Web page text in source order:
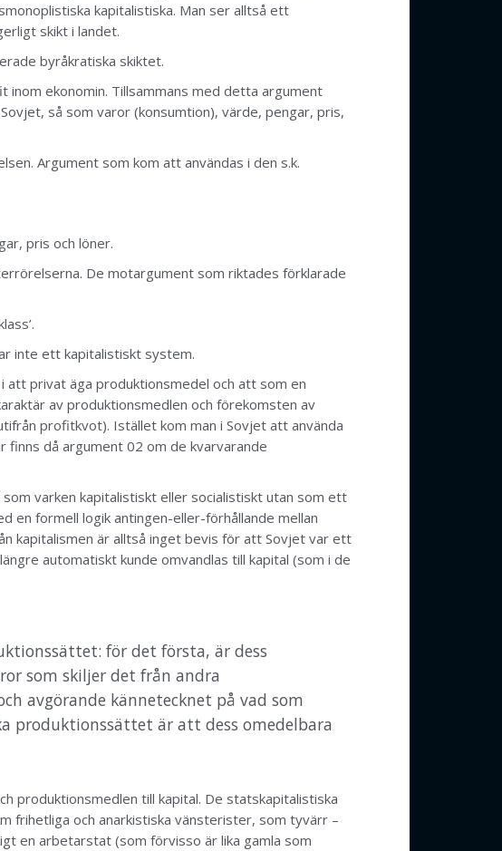
kapitalistiska. Man ser alltså ett
skikt i landet.
byråkratiska skiktet.
ekonomin. Tillsammans med detta argument
så som varor (konsumtion), värde, pengar, pris,
Argument som kom att användas i den s.k.
pris och löner.
De motargument som riktades förklarade
inte ett kapitalistiskt system.
privat äga produktionsmedel och att som en
av produktionsmedlen och förekomsten av
profitkvot). Istället kom man i Sovjet att använda
då argument 02 om de kvarvarande
varken kapitalistiskt eller socialistiskt utan som ett
en formell logik antingen-eller-förhållande mellan
kapitalismen är alltså inget bevis för att Sovjet var ett
automatiskt kunde omvandlas till kapital (som i de
för det första, är dess
som skiljer det från andra
avgörande kännetecknet på vad som
produktionssättet är att dess omedelbara
produktionsmedlen till kapital. De statskapitalistiska
frihetliga och anarkistiska vänsterister, som tyvärr –
en arbetarstat (som förvisso är lika gamla som